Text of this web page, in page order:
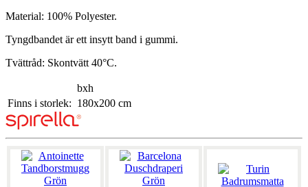
Material: 100% Polyester.
Tyngdbandet är ett insytt band i gummi.
Tvättråd: Skontvätt 40°C.
bxh
Finns i storlek: 180x200 cm